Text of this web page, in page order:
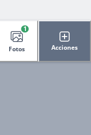
Fotos
1
Acciones